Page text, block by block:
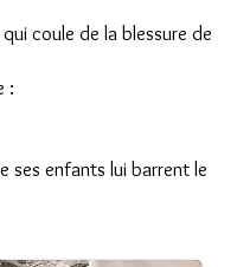
coule de la blessure de
:
ses enfants lui barrent le